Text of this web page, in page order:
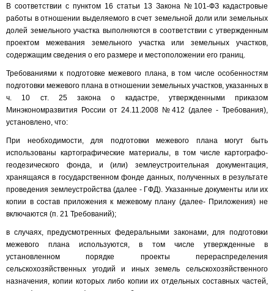
В соответствии с пунктом 16 статьи 13 Закона №101-ФЗ кадастровые
работы в отношении выделяемого в счет земельной доли или земельных
долей земельного участка выполняются в соответствии с утвержденным
проектом межевания земельного участка или земельных участков,
содержащим сведения о его размере и местоположении его границ.
Требованиями к подготовке межевого плана, в том числе особенностям
подготовки межевого плана в отношении земельных участков, указанных в
ч. 10 ст. 25 закона о кадастре, утвержденными приказом
Минэкономразвития России от 24.11.2008 №412 (далее - Требования),
установлено, что:
При необходимости, для подготовки межевого плана могут быть
использованы картографические материалы, в том числе картографо-
геодезического фонда, и (или) землеустроительная документация,
хранящаяся в государственном фонде данных, полученных в результате
проведения землеустройства (далее - ГФД). Указанные документы или их
копии в состав приложения к межевому плану (далее- Приложения) не
включаются (п. 21 Требований);
в случаях, предусмотренных федеральными законами, для подготовки
межевого плана используются, в том числе утвержденные в
установленном порядке проекты перераспределения
сельскохозяйственных угодий и иных земель сельскохозяйственного
назначения, копии которых либо копии их отдельных составных частей,